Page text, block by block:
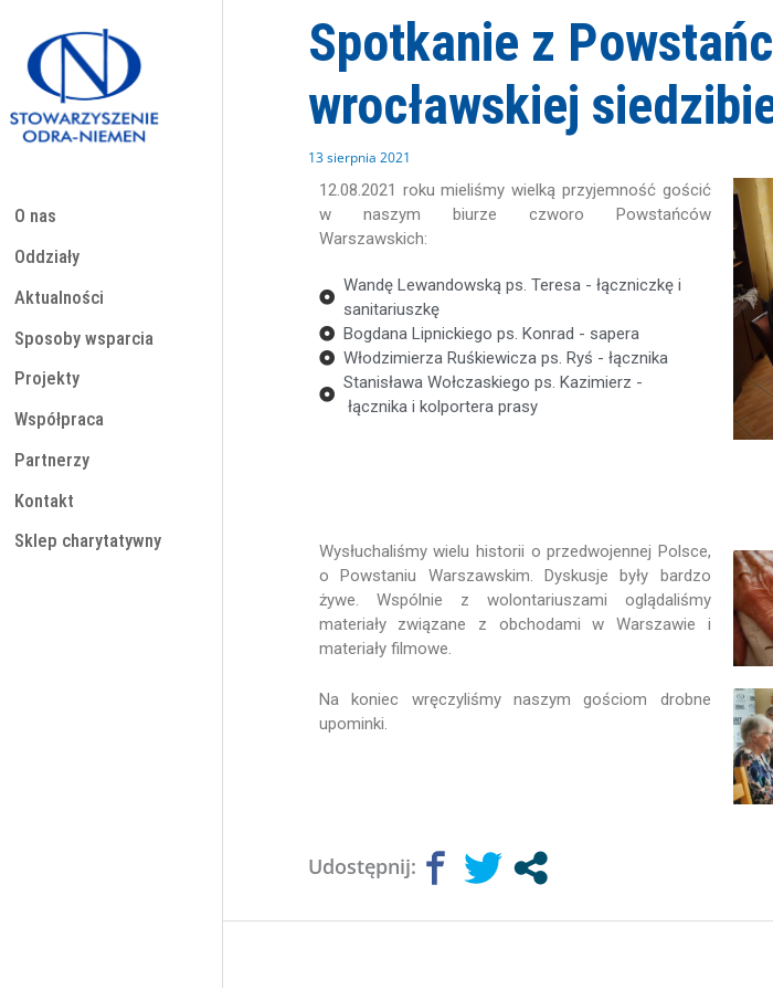
treści
O nas
Oddziały
Aktualności
Sposoby wsparcia
Projekty
Współpraca
Partnerzy
Kontakt
Sklep charytatywny
Spotkanie z
wrocławskiej
13 sierpnia 2021
12.08.2021 roku mieliśmy wielką przyjemność gościć
w naszym biurze czworo Powstańców
Warszawskich:
Wandę Lewandowską ps. Teresa - łączniczkę i
sanitariuszkę
Bogdana Lipnickiego ps. Konrad - sapera
Włodzimierza Ruśkiewicza ps. Ryś - łącznika
Stanisława Wołczaskiego ps. Kazimierz -
łącznika i kolportera prasy
Wysłuchaliśmy wielu historii o przedwojennej Polsce,
o Powstaniu Warszawskim. Dyskusje były bardzo
żywe. Wspólnie z wolontariuszami oglądaliśmy
materiały związane z obchodami w Warszawie i
materiały filmowe.
Na koniec wręczyliśmy naszym gościom drobne
upominki.
Udostępnij: